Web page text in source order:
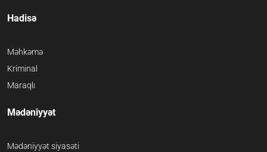
Hadisə
Məhkəmə
Kriminal
Maraqlı
Mədəniyyət
Mədəniyyət siyasəti